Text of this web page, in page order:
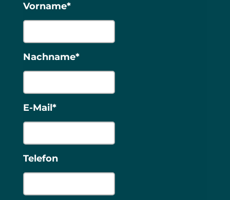
Vorname*
Nachname*
E-Mail*
Telefon